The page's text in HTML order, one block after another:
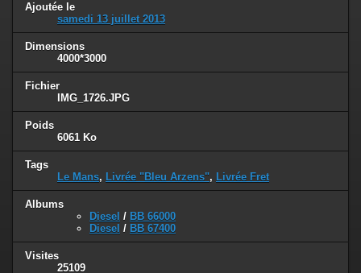
Ajoutée le
samedi 13 juillet 2013
Dimensions
4000*3000
Fichier
IMG_1726.JPG
Poids
6061 Ko
Tags
Le Mans, Livrée "Bleu Arzens", Livrée Fret
Albums
Diesel / BB 66000
Diesel / BB 67400
Visites
25109